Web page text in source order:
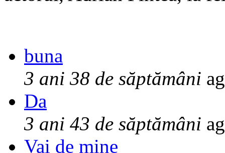
buna
3 ani 38 de săptămâni
Da
3 ani 43 de săptămâni
Vai de mine